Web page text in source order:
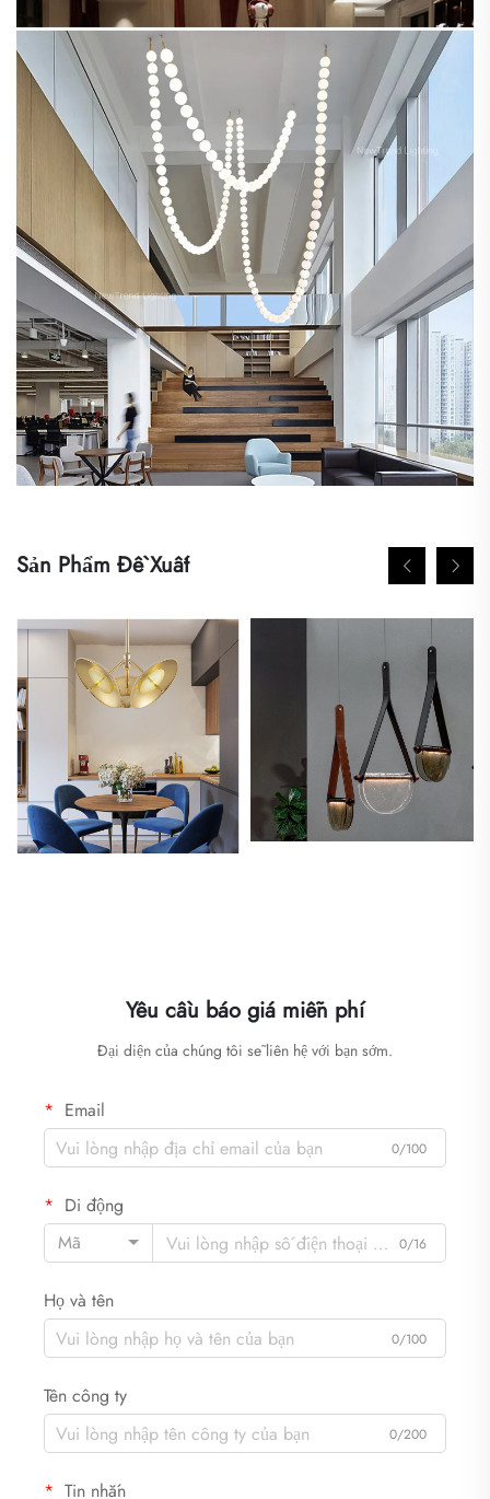
Sản Phẩm Đề Xuất
Yêu cầu báo giá miễn phí
Đại diện của chúng tôi sẽ liên hệ với bạn sớm.
Email
0/100
Di động
Mã
0/16
Họ và tên
0/100
Tên công ty
0/200
Tin nhắn